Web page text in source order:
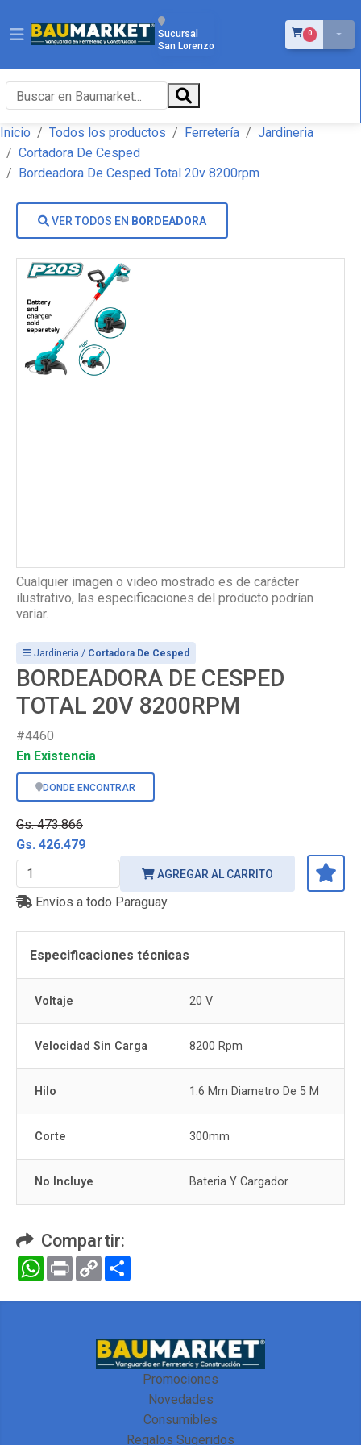
Sucursal
San Lorenzo
0ÍTEMS EN EL
Inicio Todos los productos Ferretería
Jardineria
Cortadora De Cesped
Bordeadora De Cesped Total 20v 8200rpm
VER TODOS EN BORDEADORA
Cualquier imagen o video mostrado es de carácter
ilustrativo, las especificaciones del producto podrían
variar.
Jardineria / Cortadora De Cesped
BORDEADORA DE CESPED
TOTAL 20V 8200RPM
#4460
En Existencia
DONDE ENCONTRAR
Gs. 473.866
Gs. 426.479
AGREGAR AL CARRITO
Envíos a todo Paraguay
Especificaciones técnicas
Voltaje 20 V
Velocidad Sin Carga 8200 Rpm
Hilo 1.6 Mm Diametro De 5 M
Corte 300mm
No Incluye Bateria Y Cargador
Compartir:
WhatsApp
Print Copy
Link
Promociones
Novedades
Consumibles
Regalos Sugeridos